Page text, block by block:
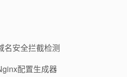
名安全拦截检测
配置生成器